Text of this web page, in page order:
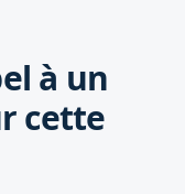
à un
cette